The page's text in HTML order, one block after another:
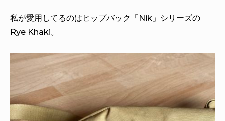
私が愛用してるのはヒップバック「Nik」シリーズの
Rye Khaki。